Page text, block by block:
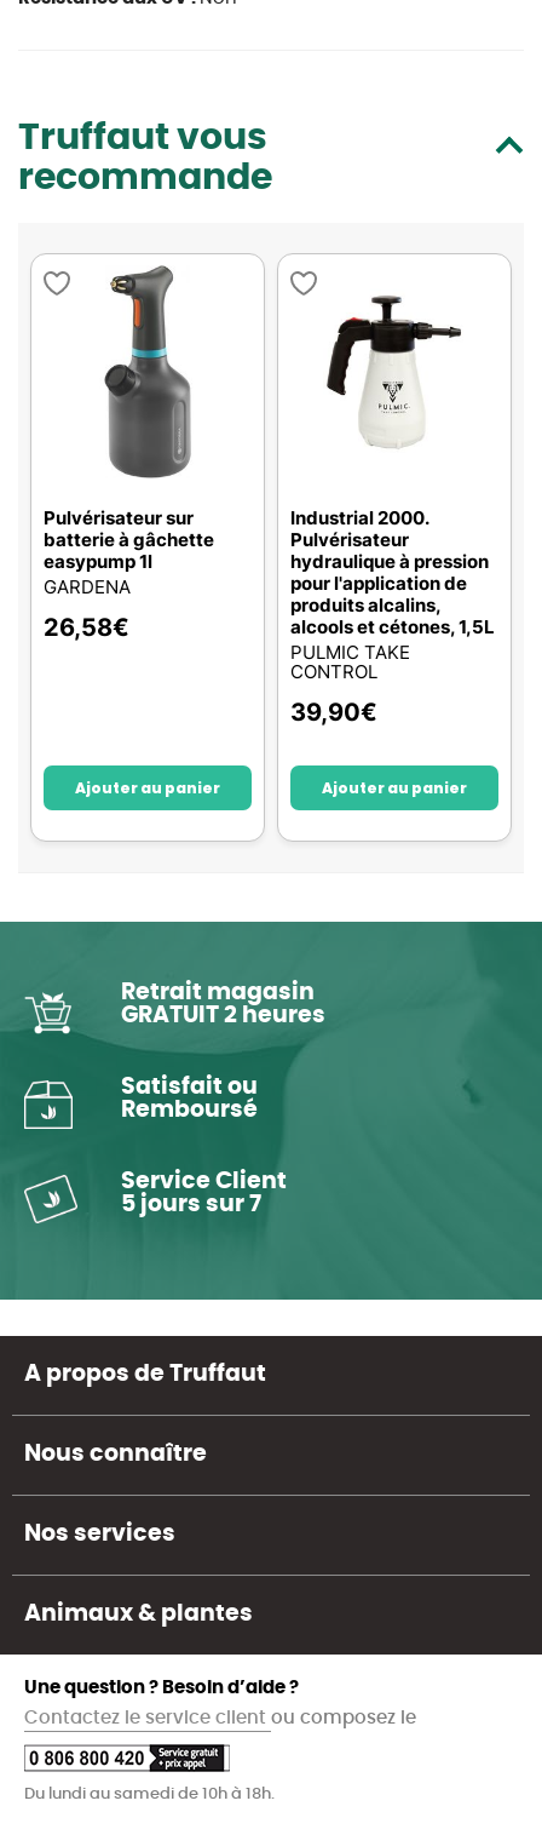
Truffaut vous
recommande
Pulvérisateur sur
batterie à gâchette
easypump 1l
GARDENA
26,58€
Ajouter au panier
Industrial 2000.
Pulvérisateur
hydraulique à pression
pour l'application de
produits alcalins,
alcools et cétones, 1,5L
PULMIC TAKE
CONTROL
39,90€
Ajouter au panier
Retrait magasin
GRATUIT 2 heures
Satisfait ou
Remboursé
Service Client
5 jours sur 7
A propos de Truffaut
Nous connaître
Nos services
Animaux & plantes
Une question ? Besoin d’aide ?
Contactez le service client ou composez le
Du lundi au samedi de 10h à 18h.